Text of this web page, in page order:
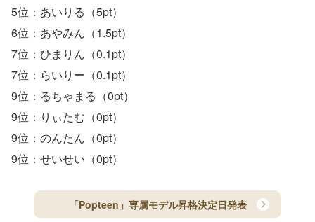
5位：あいりる（5pt）
6位：あやみん（1.5pt）
7位：ひまりん（0.1pt）
7位：らいりー（0.1pt）
9位：るちゃまる（0pt）
9位：りぃたむ（0pt）
9位：のんたん（0pt）
9位：せいせい（0pt）
「Popteen」専属モデル昇格決定日発表